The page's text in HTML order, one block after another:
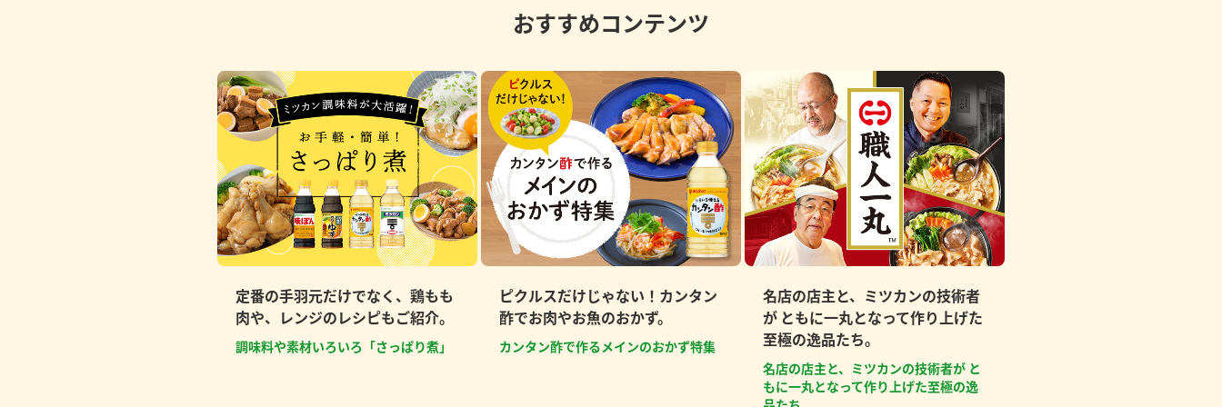
おすすめコンテンツ
定番の手羽元だけでなく、鶏もも
肉や、レンジのレシピもご紹介。
調味料や素材いろいろ「さっぱり煮」
ピクルスだけじゃない！カンタン
酢でお肉やお魚のおかず。
カンタン酢で作るメインのおかず特集
名店の店主と、ミツカンの技術者
が ともに一丸となって作り上げた
至極の逸品たち。
名店の店主と、ミツカンの技術者が と
もに一丸となって作り上げた至極の逸